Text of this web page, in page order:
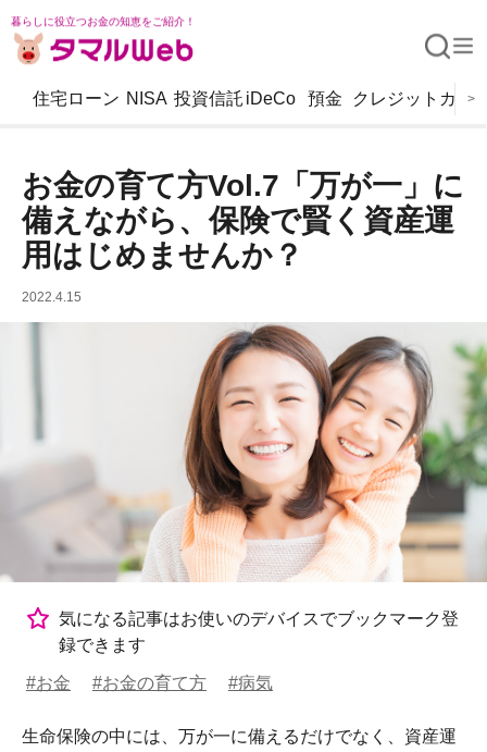
暮らしに役立つお金の知恵をご紹介！
住宅ローン NISA 投資信託 iDeCo 預金 クレジットカー
>
お金の育て方Vol.7「万が一」に
備えながら、保険で賢く資産運
用はじめませんか？
2022.4.15
気になる記事はお使いのデバイスでブックマーク登
録できます
#お金 #お金の育て方 #病気
生命保険の中には、万が一に備えるだけでなく、資産運